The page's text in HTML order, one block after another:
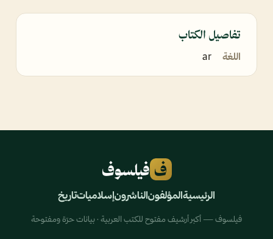
تفاصيل الكتاب
اللغة ar
ف فيلسوف
الرئيسيةالمؤلفونالناشرونإسلامياتتاريخ
فيلسوف — أكبر أرشيف مفتوح للكتب العربية · بيانات حرّة ومفتوحة